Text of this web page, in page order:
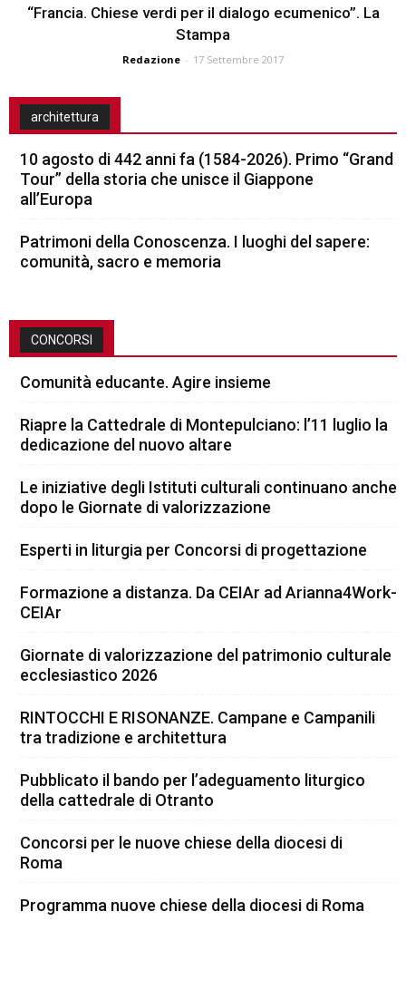
“Francia. Chiese verdi per il dialogo ecumenico”. La
Stampa
Redazione - 17 Settembre 2017
architettura
10 agosto di 442 anni fa (1584-2026). Primo “Grand
Tour” della storia che unisce il Giappone
all’Europa
Patrimoni della Conoscenza. I luoghi del sapere:
comunità, sacro e memoria
CONCORSI
Comunità educante. Agire insieme
Riapre la Cattedrale di Montepulciano: l’11 luglio la
dedicazione del nuovo altare
Le iniziative degli Istituti culturali continuano anche
dopo le Giornate di valorizzazione
Esperti in liturgia per Concorsi di progettazione
Formazione a distanza. Da CEIAr ad Arianna4Work-
CEIAr
Giornate di valorizzazione del patrimonio culturale
ecclesiastico 2026
RINTOCCHI E RISONANZE. Campane e Campanili
tra tradizione e architettura
Pubblicato il bando per l’adeguamento liturgico
della cattedrale di Otranto
Concorsi per le nuove chiese della diocesi di
Roma
Programma nuove chiese della diocesi di Roma